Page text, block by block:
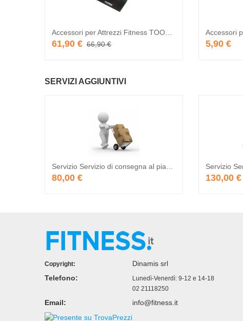
61,90 € 66,90 € 5,90 €
SERVIZI AGGIUNTIVI
80,00 €
Servizio
130,00 €
Copyright:
Dinamis srl
Telefono:
Lunedì-Venerdì: 9-12 e 14-18
02 21118250
Email: info@fitness.it